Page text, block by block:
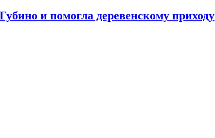
и помогла деревенскому приходу